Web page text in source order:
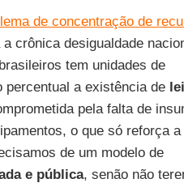
de concentração de
crônica desigualdade
tem unidades de
percentual a existência de
pela falta de
o que só reforça a
de um modelo de
e pública, senão não